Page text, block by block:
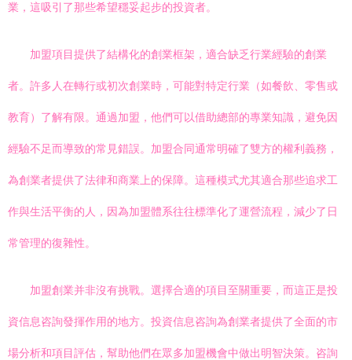
業，這吸引了那些希望穩妥起步的投資者。
加盟項目提供了結構化的創業框架，適合缺乏行業經驗的創業
者。許多人在轉行或初次創業時，可能對特定行業（如餐飲、零售或
教育）了解有限。通過加盟，他們可以借助總部的專業知識，避免因
經驗不足而導致的常見錯誤。加盟合同通常明確了雙方的權利義務，
為創業者提供了法律和商業上的保障。這種模式尤其適合那些追求工
作與生活平衡的人，因為加盟體系往往標準化了運營流程，減少了日
常管理的復雜性。
加盟創業并非沒有挑戰。選擇合適的項目至關重要，而這正是投
資信息咨詢發揮作用的地方。投資信息咨詢為創業者提供了全面的市
場分析和項目評估，幫助他們在眾多加盟機會中做出明智決策。咨詢